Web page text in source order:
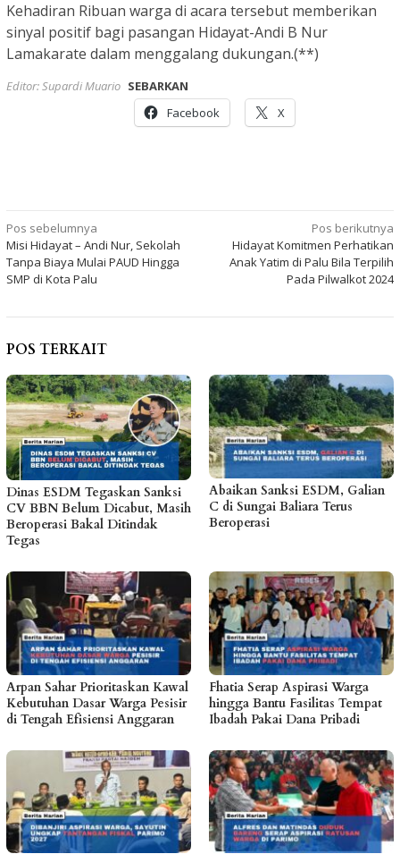
Kehadiran Ribuan warga di acara tersebut memberikan
sinyal positif bagi pasangan Hidayat-Andi B Nur
Lamakarate dalam menggalang dukungan.(**)
Editor: Supardi Muario SEBARKAN
Facebook
X
Navigasi
pos
Pos sebelumnya
Misi Hidayat – Andi Nur, Sekolah
Tanpa Biaya Mulai PAUD Hingga
SMP di Kota Palu
Pos berikutnya
Hidayat Komitmen Perhatikan
Anak Yatim di Palu Bila Terpilih
Pada Pilwalkot 2024
POS TERKAIT
Dinas ESDM Tegaskan Sanksi
CV BBN Belum Dicabut, Masih
Beroperasi Bakal Ditindak
Tegas
Abaikan Sanksi ESDM, Galian
C di Sungai Baliara Terus
Beroperasi
Arpan Sahar Prioritaskan Kawal
Kebutuhan Dasar Warga Pesisir
di Tengah Efisiensi Anggaran
Fhatia Serap Aspirasi Warga
hingga Bantu Fasilitas Tempat
Ibadah Pakai Dana Pribadi